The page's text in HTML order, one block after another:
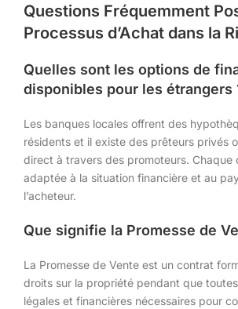
Questions Fréquemment
Processus d’Achat dans la
Quelles sont les options de
disponibles pour les étrangers
Les banques locales offrent des
résidents et il existe des prêteurs privés
direct à travers des promoteurs. Chaque
adaptée à la situation financière et au
l’acheteur.
Que signifie la Promesse de
La Promesse de Vente est un contrat
droits sur la propriété pendant que
légales et financières nécessaires pour